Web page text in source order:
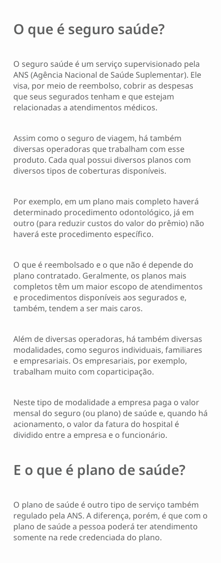
O que é seguro saúde?
O seguro saúde é um serviço supervisionado pela
ANS (Agência Nacional de Saúde Suplementar). Ele
visa, por meio de reembolso, cobrir as despesas
que seus segurados tenham e que estejam
relacionadas a atendimentos médicos.
Assim como o seguro de viagem, há também
diversas operadoras que trabalham com esse
produto. Cada qual possui diversos planos com
diversos tipos de coberturas disponíveis.
Por exemplo, em um plano mais completo haverá
determinado procedimento odontológico, já em
outro (para reduzir custos do valor do prêmio) não
haverá este procedimento específico.
O que é reembolsado e o que não é depende do
plano contratado. Geralmente, os planos mais
completos têm um maior escopo de atendimentos
e procedimentos disponíveis aos segurados e,
também, tendem a ser mais caros.
Além de diversas operadoras, há também diversas
modalidades, como seguros individuais, familiares
e empresariais. Os empresariais, por exemplo,
trabalham muito com coparticipação.
Neste tipo de modalidade a empresa paga o valor
mensal do seguro (ou plano) de saúde e, quando há
acionamento, o valor da fatura do hospital é
dividido entre a empresa e o funcionário.
E o que é plano de saúde?
O plano de saúde é outro tipo de serviço também
regulado pela ANS. A diferença, porém, é que com o
plano de saúde a pessoa poderá ter atendimento
somente na rede credenciada do plano.